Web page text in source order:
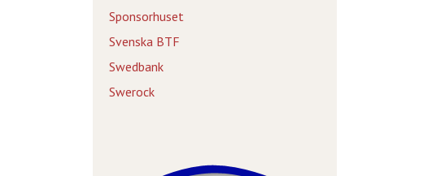
Sponsorhuset
Svenska BTF
Swedbank
Swerock